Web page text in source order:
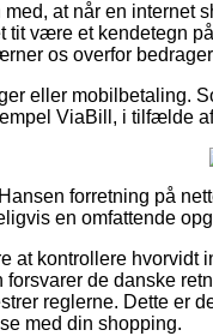
at når en internet
tit være et kendetegn
os overfor
eller mobilbetaling.
ViaBill, i tilfælde
forretning på
en omfattende
at kontrollere hvorvidt
de danske
reglerne. Dette er
med din shopping.